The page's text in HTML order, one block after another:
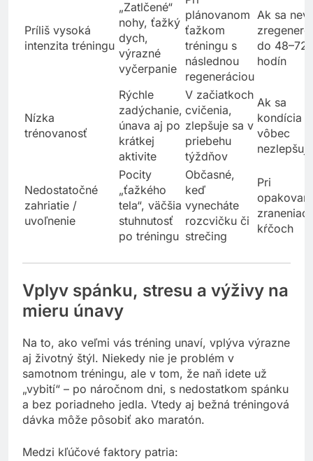
Príliš vysoká
intenzita tréningu
„Zatlčené“
nohy, ťažký
dych,
výrazné
vyčerpanie
plánovanom
ťažkom
tréningu s
následnou
regeneráciou
Ak sa
do 48–72
hodín
Nízka
trénovanosť
Rýchle
zadýchanie,
únava aj po
krátkej
aktivite
V začiatkoch
cvičenia,
zlepšuje sa v
priebehu
týždňov
Ak sa
kondícia
vôbec
nezlepšuje
Nedostatočné
zahriatie /
uvoľnenie
Pocity
„ťažkého
tela“, väčšia
stuhnutosť
po tréningu
Občasné,
keď
vynecháte
rozcvičku či
strečing
Pri
kŕčoch
Vplyv spánku, stresu a výživy na
mieru únavy
Na to, ako veľmi vás tréning unaví, vplýva výrazne
aj životný štýl. Niekedy nie je problém v
samotnom tréningu, ale v tom, že naň idete už
„vybití“ – po náročnom dni, s nedostatkom spánku
a bez poriadneho jedla. Vtedy aj bežná tréningová
dávka môže pôsobiť ako maratón.
Medzi kľúčové faktory patria: